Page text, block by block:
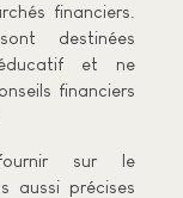
financiers.
destinées
et ne
financiers
fournir sur le
aussi précises